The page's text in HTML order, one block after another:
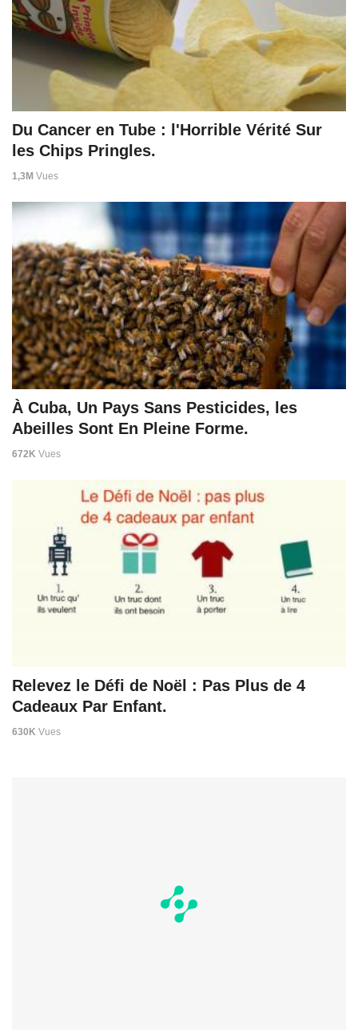
Du Cancer en Tube : l'Horrible Vérité Sur
les Chips Pringles.
1,3M Vues
À Cuba, Un Pays Sans Pesticides, les
Abeilles Sont En Pleine Forme.
672K Vues
Relevez le Défi de Noël : Pas Plus de 4
Cadeaux Par Enfant.
630K Vues